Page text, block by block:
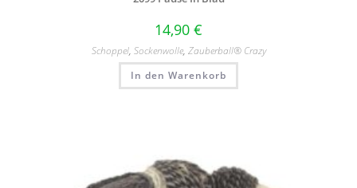
14,90 €
Schoppel, Sockenwolle, Zauberball® Crazy
In den Warenkorb